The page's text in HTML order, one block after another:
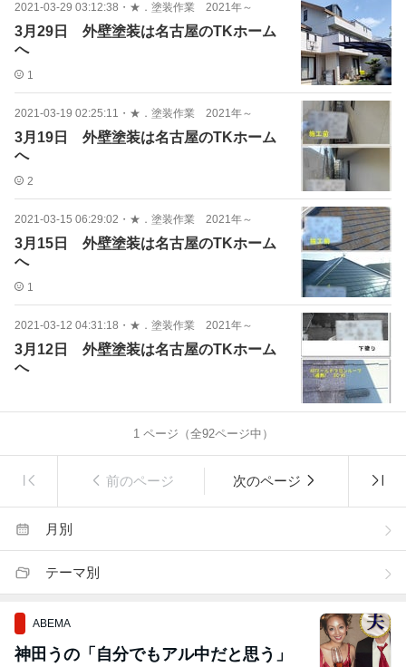
2021-03-29 03:12:38 ・ ★．塗装作業 2021年～
3月29日 外壁塗装は名古屋のTKホーム
へ
1
2021-03-19 02:25:11 ・ ★．塗装作業 2021年～
3月19日 外壁塗装は名古屋のTKホーム
へ
2
2021-03-15 06:29:02 ・ ★．塗装作業 2021年～
3月15日 外壁塗装は名古屋のTKホーム
へ
1
2021-03-12 04:31:18 ・ ★．塗装作業 2021年～
3月12日 外壁塗装は名古屋のTKホーム
へ
1ページ（全92ページ中）
前のページ 次のページ
月別
テーマ別
ABEMA
神田うの「自分でもアル中だと思う」